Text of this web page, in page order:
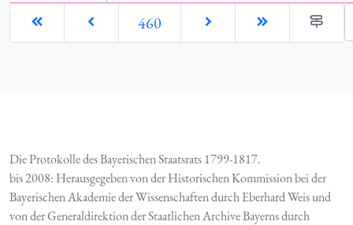
460
Die Protokolle des Bayerischen Staatsrats 1799-1817.
bis 2008: Herausgegeben von der Historischen Kommission bei der
Bayerischen Akademie der Wissenschaften durch Eberhard Weis und
von der Generaldirektion der Staatlichen Archive Bayerns durch